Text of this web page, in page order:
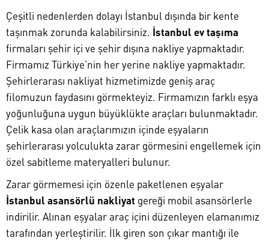
Çeşitli nedenlerden dolayı İstanbul dışında bir kente
taşınmak zorunda kalabilirsiniz. İstanbul ev taşıma
firmaları şehir içi ve şehir dışına nakliye yapmaktadır.
Firmamız Türkiye’nin her yerine nakliye yapmaktadır.
Şehirlerarası nakliyat hizmetimizde geniş araç
filomuzun faydasını görmekteyiz. Firmamızın farklı eşya
yoğunluğuna uygun büyüklükte araçları bulunmaktadır.
Çelik kasa olan araçlarımızın içinde eşyaların
şehirlerarası yolculukta zarar görmesini engellemek için
özel sabitleme materyalleri bulunur.
Zarar görmemesi için özenle paketlenen eşyalar
İstanbul asansörlü nakliyat gereği mobil asansörlerle
indirilir. Alınan eşyalar araç içini düzenleyen elamanımız
tarafından yerleştirilir. İlk giren son çıkar mantığı ile